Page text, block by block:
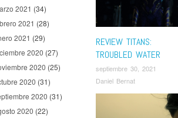
2021 (34)
2021 (28)
2021 (29)
2020 (27)
2020 (25)
2020 (31)
2020 (31)
2020 (22)
REVIEW TITANS:
TROUBLED WATER
septiembre 30, 2021
Daniel Bernat